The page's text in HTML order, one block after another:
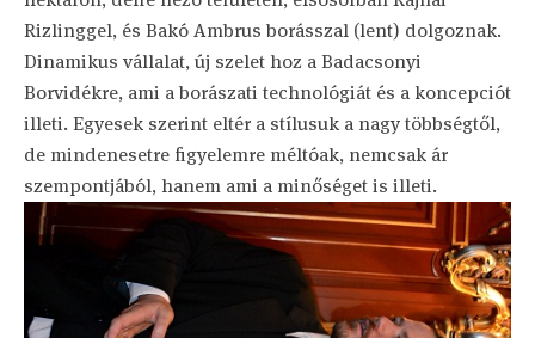
Rizlinggel, és Bakó Ambrus borásszal (lent) dolgoznak.
Dinamikus vállalat, új szelet hoz a Badacsonyi
Borvidékre, ami a borászati technológiát és a koncepciót
illeti. Egyesek szerint eltér a stílusuk a nagy többségtől,
de mindenesetre figyelemre méltóak, nemcsak ár
szempontjából, hanem ami a minőséget is illeti.